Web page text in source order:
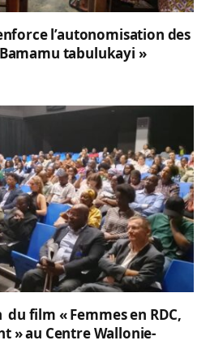
l’autonomisation des
tabulukayi »
film « Femmes en RDC,
» au Centre Wallonie-